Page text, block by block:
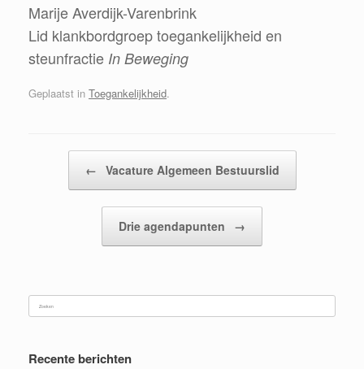
Marije Averdijk-Varenbrink
Lid klankbordgroep toegankelijkheid en
steunfractie In Beweging
Geplaatst in Toegankelijkheid.
← Vacature Algemeen Bestuurslid
Drie agendapunten →
Zoeken
Recente berichten